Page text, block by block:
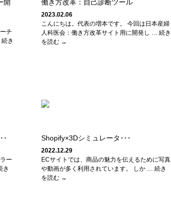
開
チ
き
働き方改革：自己診断ツール
2023.02.06
こんにちは。代表の増本です。 今回は日本産婦
人科医会：働き方改革サイト用に開発し … 続き
を読む →
･
ー
き
Shopify×3Dシミュレータ･･･
2022.12.29
ECサイトでは、商品の魅力を伝えるために写真
や動画が多く利用されています。 しか … 続き
を読む →